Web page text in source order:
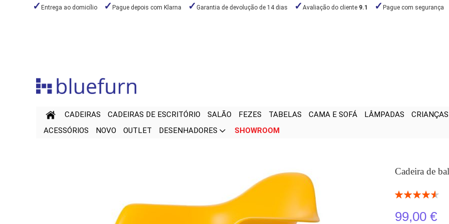
Entrega ao domicílio Pague depois com Klarna Garantia de devolução de 14 dias Avaliação do cliente 9.1 Pague com segurança
Conteúdo
CADEIRAS CADEIRAS DE ESCRITÓRIO SALÃO FEZES TABELAS CAMA E SOFÁ LÂMPADAS CRIANÇAS
ACESSÓRIOS
NOVO OUTLET DESENHADORES SHOWROOM
Cadeira de
Classificação:
99,00 €